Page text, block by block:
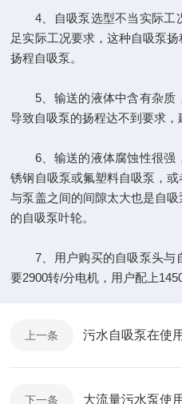
4、自吸泵选型不当实际工
足实际工况要求，这种自吸泵
扬程自吸泵。
5、输送的液体中含有杂质
导致自吸泵的扬程达不到要求，
6、输送的液体腐蚀性很强
锈钢自吸泵或氟塑料自吸泵，
与泵盖之间的间隙太大也是自
的自吸泵叶轮。
7、用户购买的自吸泵头与
要2900转/分电机，用户配上
上一条 污水自吸泵在使
下一条 大流量污水泵使